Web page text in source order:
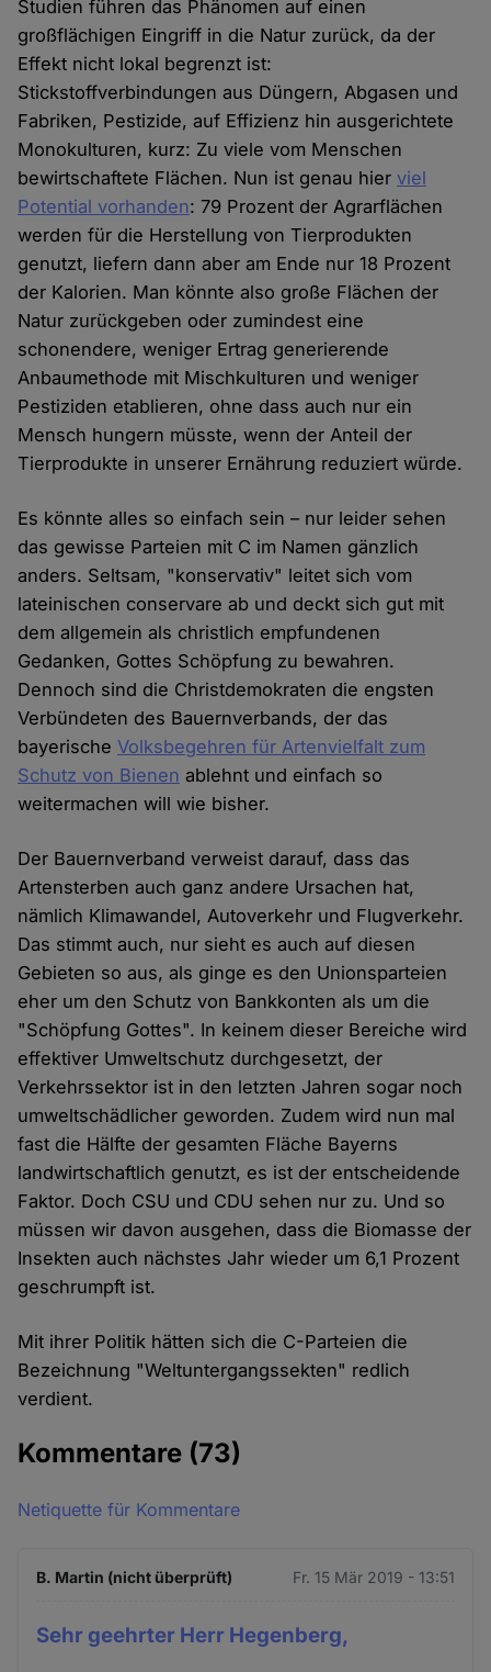
Studien führen das Phänomen auf einen
großflächigen Eingriff in die Natur zurück, da der
Effekt nicht lokal begrenzt ist:
Stickstoffverbindungen aus Düngern, Abgasen und
Fabriken, Pestizide, auf Effizienz hin ausgerichtete
Monokulturen, kurz: Zu viele vom Menschen
bewirtschaftete Flächen. Nun ist genau hierviel
Potential vorhanden: 79 Prozent der Agrarflächen
werden für die Herstellung von Tierprodukten
genutzt, liefern dann aber am Ende nur 18 Prozent
der Kalorien. Man könnte also große Flächen der
Natur zurückgeben oder zumindest eine
schonendere, weniger Ertrag generierende
Anbaumethode mit Mischkulturen und weniger
Pestiziden etablieren, ohne dass auch nur ein
Mensch hungern müsste, wenn der Anteil der
Tierprodukte in unserer Ernährung reduziert würde.
Es könnte alles so einfach sein – nur leider sehen
das gewisse Parteien mit C im Namen gänzlich
anders. Seltsam, "konservativ" leitet sich vom
lateinischen conservare ab und deckt sich gut mit
dem allgemein als christlich empfundenen
Gedanken, Gottes Schöpfung zu bewahren.
Dennoch sind die Christdemokraten die engsten
Verbündeten des Bauernverbands, der das
bayerischeVolksbegehren für Artenvielfalt zum
Schutz von Bienen ablehnt und einfach so
weitermachen will wie bisher.
Der Bauernverband verweist darauf, dass das
Artensterben auch ganz andere Ursachen hat,
nämlich Klimawandel, Autoverkehr und Flugverkehr.
Das stimmt auch, nur sieht es auch auf diesen
Gebieten so aus, als ginge es den Unionsparteien
eher um den Schutz von Bankkonten als um die
"Schöpfung Gottes". In keinem dieser Bereiche wird
effektiver Umweltschutz durchgesetzt, der
Verkehrssektor ist in den letzten Jahren sogar noch
umweltschädlicher geworden. Zudem wird nun mal
fast die Hälfte der gesamten Fläche Bayerns
landwirtschaftlich genutzt, es ist der entscheidende
Faktor. Doch CSU und CDU sehen nur zu. Und so
müssen wir davon ausgehen, dass die Biomasse der
Insekten auch nächstes Jahr wieder um 6,1 Prozent
geschrumpft ist.
Mit ihrer Politik hätten sich die C-Parteien die
Bezeichnung "Weltuntergangssekten" redlich
verdient.
Kommentare (73)
Netiquette für Kommentare
B. Martin (nicht überprüft) Fr. 15 Mär 2019 - 13:51
Sehr geehrter Herr Hegenberg,